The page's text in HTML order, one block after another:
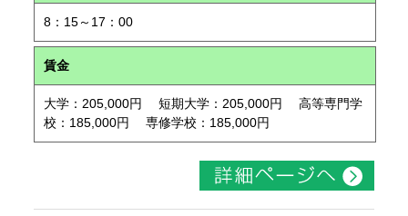
8：15～17：00
賃金
大学：205,000円 短期大学：205,000円 高等専門学
校：185,000円 専修学校：185,000円